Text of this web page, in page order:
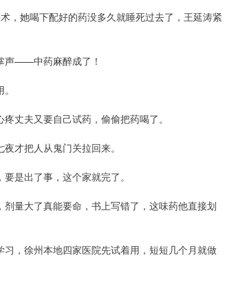
，她喝下配好的药没多久就睡死过去了，王延涛紧
声——中药麻醉成了！
丈夫又要自己试药，偷偷把药喝了。
才把人从鬼门关拉回来。
是出了事，这个家就完了。
量大了真能要命，书上写错了，这味药他直接划
，徐州本地四家医院先试着用，短短几个月就做